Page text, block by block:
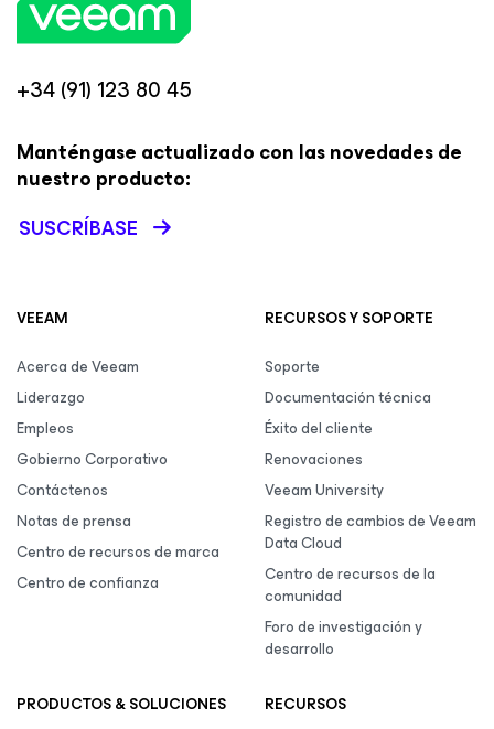
+34 (91) 123 80 45
Manténgase actualizado con las novedades de
nuestro producto:
SUSCRÍBASE
VEEAM
Acerca de Veeam
Liderazgo
Empleos
Gobierno Corporativo
Contáctenos
Notas de prensa
Centro de recursos de marca
Centro de confianza
RECURSOS Y SOPORTE
Soporte
Documentación técnica
Éxito del cliente
Renovaciones
Veeam University
Registro de cambios de Veeam
Data Cloud
Centro de recursos de la
comunidad
Foro de investigación y
desarrollo
PRODUCTOS & SOLUCIONES
RECURSOS